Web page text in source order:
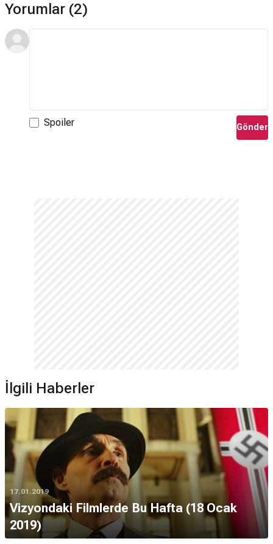
Yorumlar (2)
Spoiler Gönder
İlgili Haberler
17.01.2019
Vizyondaki Filmlerde Bu Hafta (18 Ocak
2019)